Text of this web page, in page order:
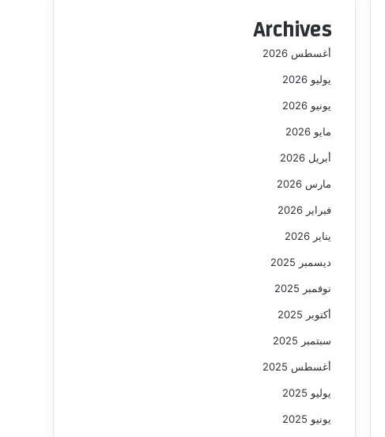
Archives
أغسطس 2026
يوليو 2026
يونيو 2026
مايو 2026
أبريل 2026
مارس 2026
فبراير 2026
يناير 2026
ديسمبر 2025
نوفمبر 2025
أكتوبر 2025
سبتمبر 2025
أغسطس 2025
يوليو 2025
يونيو 2025